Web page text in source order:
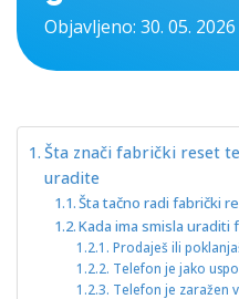
Objavljeno: 30. 05.
Šta znači fabrički reset
uradite
Šta tačno radi fabrički
Kada ima smisla
Prodaješ ili
Telefon je jako
Telefon je zaražen